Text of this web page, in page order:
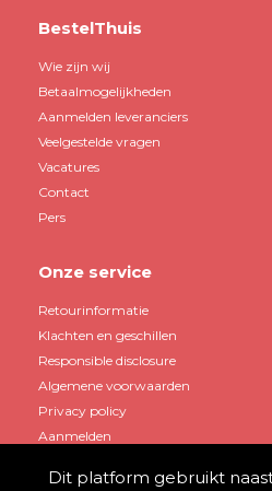
BestelThuis
Wie zijn wij
Betaalmogelijkheden
Aanmelden leveranciers
Veelgestelde vragen
Vacatures
Contact
Pers
Onze service
Retourinformatie
Klachten en geschillen
Responsible disclosure
Algemene voorwaarden
Privacy policy
Aanmelden
Dit platform gebruikt